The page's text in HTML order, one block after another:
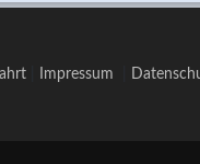
Impressum